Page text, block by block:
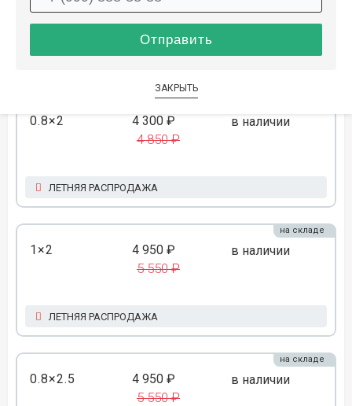
4 550 ₽
ЛЕТНЯЯ РАСПРОДАЖА
0.8×2 4 300 ₽
4 850 ₽
в наличии
ЛЕТНЯЯ РАСПРОДАЖА
1×2 4 950 ₽
5 550 ₽
в наличии
на складе
ЛЕТНЯЯ РАСПРОДАЖА
0.8×2.5 4 950 ₽
5 550 ₽
в наличии
на складе
ЗАКРЫТЬ